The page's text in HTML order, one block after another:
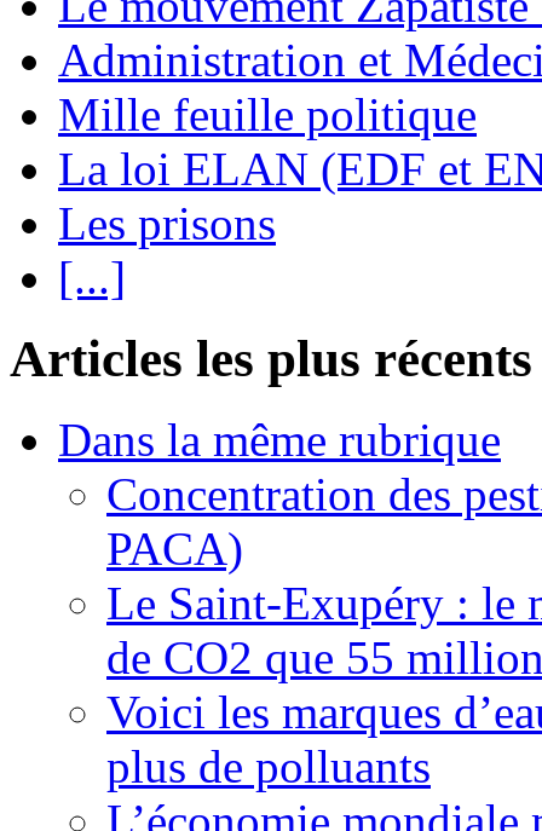
Administration et
Mille feuille politique
La loi ELAN (EDF et
Les prisons
[...]
Articles les plus récents
Dans la même rubrique
Concentration des
PACA)
Le Saint-Exupéry : le
de CO2 que 55
Voici les marques
plus de polluants
L’économie